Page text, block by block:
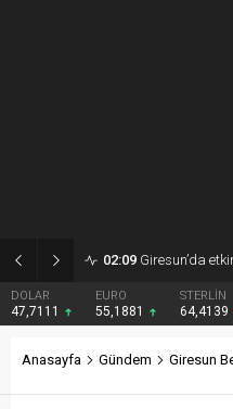
02:09 Giresun’da
DOLAR
47,7111
EURO
55,1881
STERLİN
64,4139
Anasayfa Gündem Giresun